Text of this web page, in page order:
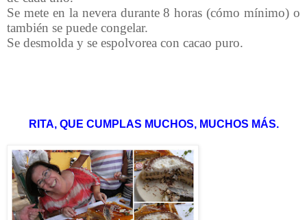
Se mete en la nevera durante 8 horas (cómo mínimo) o
también se puede congelar.
Se desmolda y se espolvorea con cacao puro.
RITA, QUE CUMPLAS MUCHOS, MUCHOS MÁS.